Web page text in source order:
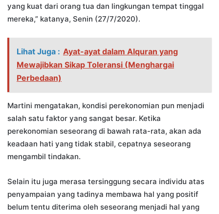
yang kuat dari orang tua dan lingkungan tempat tinggal
mereka,” katanya, Senin (27/7/2020).
Lihat Juga : Ayat-ayat dalam Alquran yang
Mewajibkan Sikap Toleransi (Menghargai
Perbedaan)
Martini mengatakan, kondisi perekonomian pun menjadi
salah satu faktor yang sangat besar. Ketika
perekonomian seseorang di bawah rata-rata, akan ada
keadaan hati yang tidak stabil, cepatnya seseorang
mengambil tindakan.
Selain itu juga merasa tersinggung secara individu atas
penyampaian yang tadinya membawa hal yang positif
belum tentu diterima oleh seseorang menjadi hal yang